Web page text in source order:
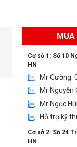
MUA
Cơ sở 1: Số 10
HN
Mr Cường:
Mr Nguyễn
Mr Ngọc
Hỗ trợ kỹ
Cơ sở 2: Số 24
HN